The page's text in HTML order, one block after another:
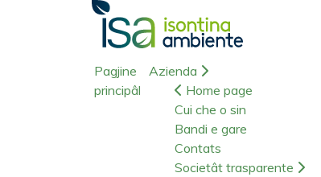
Pagjine
principâl
Azienda
Home page
Cui che o sin
Bandi e gare
Contats
Societât trasparente